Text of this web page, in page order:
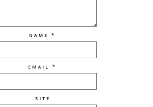
NAME *
EMAIL *
SITE